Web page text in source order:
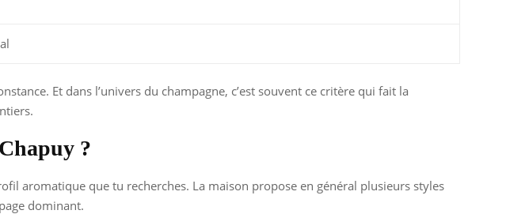
Et dans l’univers du champagne, c’est souvent ce critère qui fait la
?
aromatique que tu recherches. La maison propose en général plusieurs styles
dominant.